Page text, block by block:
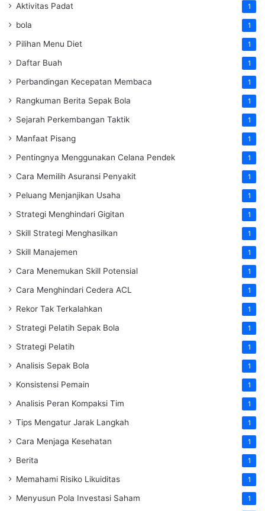
Aktivitas Padat 1
bola 1
Pilihan Menu Diet 1
Daftar Buah 1
Perbandingan Kecepatan Membaca 1
Rangkuman Berita Sepak Bola 1
Sejarah Perkembangan Taktik 1
Manfaat Pisang 1
Pentingnya Menggunakan Celana Pendek 1
Cara Memilih Asuransi Penyakit 1
Peluang Menjanjikan Usaha 1
Strategi Menghindari Gigitan 1
Skill Strategi Menghasilkan 1
Skill Manajemen 1
Cara Menemukan Skill Potensial 1
Cara Menghindari Cedera ACL 1
Rekor Tak Terkalahkan 1
Strategi Pelatih Sepak Bola 1
Strategi Pelatih 1
Analisis Sepak Bola 1
Konsistensi Pemain 1
Analisis Peran Kompaksi Tim 1
Tips Mengatur Jarak Langkah 1
Cara Menjaga Kesehatan 1
Berita 1
Memahami Risiko Likuiditas 1
Menyusun Pola Investasi Saham 1